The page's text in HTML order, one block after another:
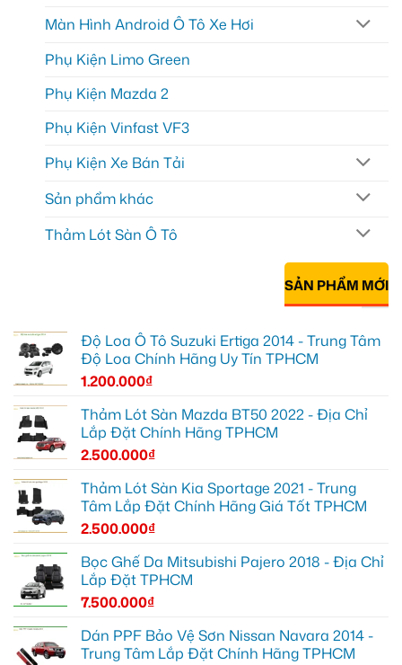
Màn Hình Android Ô Tô Xe Hơi
Phụ Kiện Limo Green
Phụ Kiện Mazda 2
Phụ Kiện Vinfast VF3
Phụ Kiện Xe Bán Tải
Sản phẩm khác
Thảm Lót Sàn Ô Tô
SẢN PHẨM MỚI
Độ Loa Ô Tô Suzuki Ertiga 2014 - Trung Tâm
Độ Loa Chính Hãng Uy Tín TPHCM
1.200.000₫
Thảm Lót Sàn Mazda BT50 2022 - Địa Chỉ
Lắp Đặt Chính Hãng TPHCM
2.500.000₫
Thảm Lót Sàn Kia Sportage 2021 - Trung
Tâm Lắp Đặt Chính Hãng Giá Tốt TPHCM
2.500.000₫
Bọc Ghế Da Mitsubishi Pajero 2018 - Địa Chỉ
Lắp Đặt TPHCM
7.500.000₫
Dán PPF Bảo Vệ Sơn Nissan Navara 2014 -
Trung Tâm Lắp Đặt Chính Hãng TPHCM